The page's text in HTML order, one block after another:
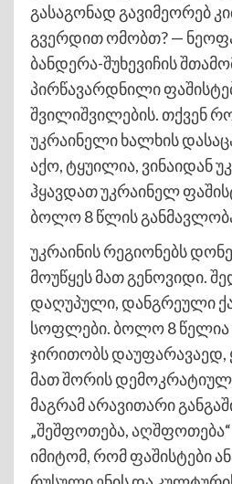
გასაგონად გავიმეორებ
გვერდით ომობთ? —
ბანდერა-შუხევიჩის
პირწავარდნილი
შვილიშვილების. თქვენ
უკრაინელი ხალხის
აქო, ტყუილია, ვინაიდან
ჰყავდათ უკრაინელ
ბოლო 8 წლის
უკრაინის რეგიონებს
მოუწყეს მათ გენოვიდი.
დაღუპული, დანგრეული
სოფლები. ბოლო 8 წელია
ჯირითობს დაუფარავაედ,
მათ შორის
მაგრამ არავითარი
„შეშფოთება,
იმიტომ, რომ ფაშისტები